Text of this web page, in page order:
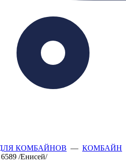
КОМБАЙНОВ — КОМБАЙН
/Енисей/